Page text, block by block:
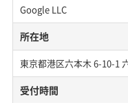
Google LLC
所在地
東京都港区六本木 6-10-1
受付時間